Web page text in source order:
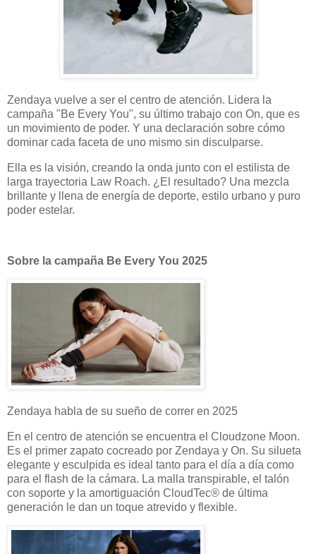
Zendaya vuelve a ser el centro de atención. Lidera la
campaña "Be Every You", su último trabajo con On, que es
un movimiento de poder. Y una declaración sobre cómo
dominar cada faceta de uno mismo sin disculparse.
Ella es la visión, creando la onda junto con el estilista de
larga trayectoria Law Roach. ¿El resultado? Una mezcla
brillante y llena de energía de deporte, estilo urbano y puro
poder estelar.
Sobre la campaña Be Every You 2025
Zendaya habla de su sueño de correr en 2025
En el centro de atención se encuentra el Cloudzone Moon.
Es el primer zapato cocreado por Zendaya y On. Su silueta
elegante y esculpida es ideal tanto para el día a día como
para el flash de la cámara. La malla transpirable, el talón
con soporte y la amortiguación CloudTec® de última
generación le dan un toque atrevido y flexible.